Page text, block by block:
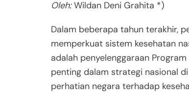
Oleh:Wildan Deni Grahita *)
Dalam beberapa tahun terakhir,
memperkuat sistem kesehatan
adalah penyelenggaraan
penting dalam strategi nasional
perhatian negara terhadap